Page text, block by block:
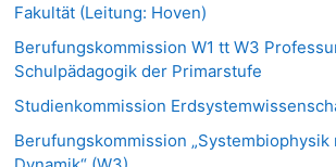
Fakultät (Leitung: Hoven)
Berufungskommission W1 tt W3
Schulpädagogik der Primarstufe
Studienkommission
Berufungskommission